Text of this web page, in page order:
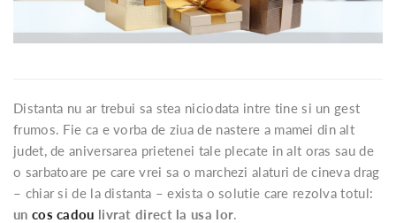
Distanta nu ar trebui sa stea niciodata intre tine si un gest
frumos. Fie ca e vorba de ziua de nastere a mamei din alt
judet, de aniversarea prietenei tale plecate in alt oras sau de
o sarbatoare pe care vrei sa o marchezi alaturi de cineva drag
– chiar si de la distanta – exista o solutie care rezolva totul:
un cos cadou livrat direct la usa lor.